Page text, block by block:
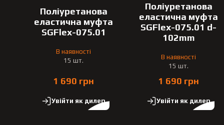
Оберіть модель
Рік випуску
Оберіть рік випуску
Поліуретанова
еластична муфта
SGFlex-075.01
В наявності
15 шт.
1 690 грн
Увійти як дилер
Поліуретанова
еластична муфта
SGFlex-075.01 d-
102mm
В наявності
15 шт.
1 690 грн
Увійти як дилер